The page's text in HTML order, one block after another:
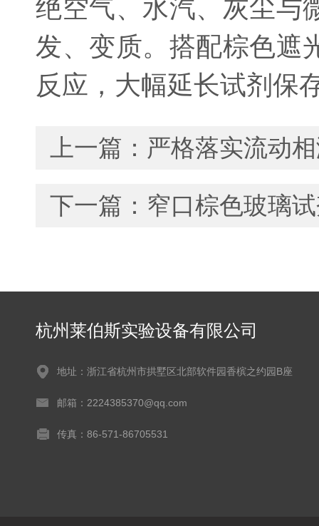
绝空气、水汽、灰尘与
发、变质。搭配棕色遮
反应，大幅延长试剂保
上一篇： 严格落实流动
下一篇： 窄口棕色玻璃
杭州莱伯斯实验设备有限公司
地址：浙江省杭州市拱墅区北部软件园香槟之约园B座
邮箱：2224385370@qq.com
传真：86-571-86705531